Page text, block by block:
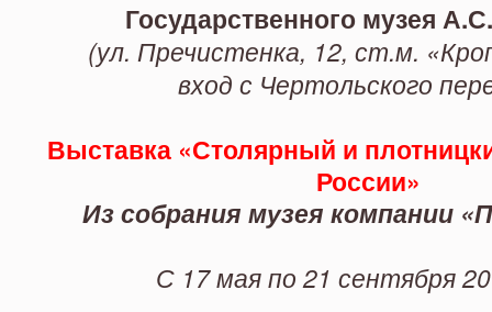
Государственного музея
(ул. Пречистенка, 12, ст.м.
вход с Чертольского
Выставка «Столярный и
России»
Из собрания музея компании
С 17 мая по 21 сентября